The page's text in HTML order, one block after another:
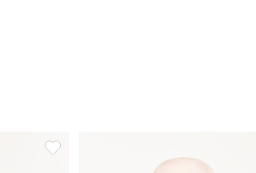
Collegehousut, Lisää suosikkeihin